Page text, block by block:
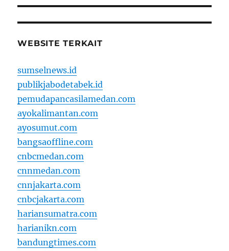
WEBSITE TERKAIT
sumselnews.id
publikjabodetabek.id
pemudapancasilamedan.com
ayokalimantan.com
ayosumut.com
bangsaoffline.com
cnbcmedan.com
cnnmedan.com
cnnjakarta.com
cnbcjakarta.com
hariansumatra.com
harianikn.com
bandungtimes.com